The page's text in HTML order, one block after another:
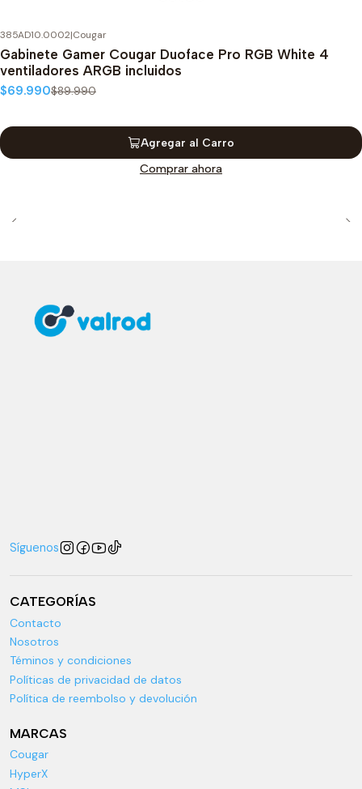
385AD10.0002|Cougar
Gabinete Gamer Cougar Duoface Pro RGB White 4
ventiladores ARGB incluidos
$69.990$89.990
Agregar al Carro
Comprar ahora
Síguenos
CATEGORÍAS
Contacto
Nosotros
Téminos y condiciones
Políticas de privacidad de datos
Política de reembolso y devolución
MARCAS
Cougar
HyperX